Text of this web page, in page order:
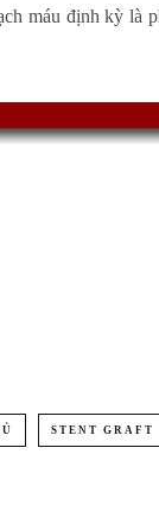
máu định kỳ là
STENT GRAFT